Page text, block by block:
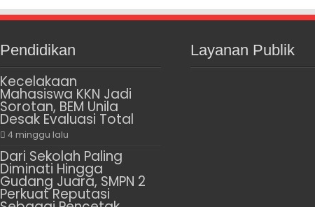
Pendidikan
Kecelakaan
Mahasiswa KKN Jadi
Sorotan, BEM Unila
Desak Evaluasi Total
4 minggu lalu
Dari Sekolah Paling
Diminati Hingga
Gudang Juara, SMPN 2
Perkuat Reputasi
Layanan Publik